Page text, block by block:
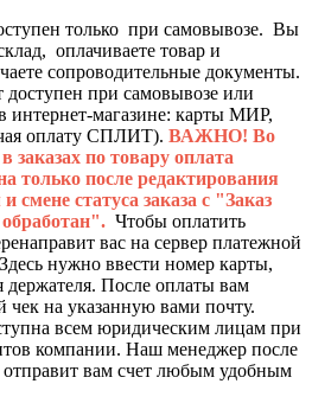
только при самовывозе. Вы
оплачиваете товар и
сопроводительные документы.
доступен при самовывозе или
интернет-магазине: карты МИР,
оплату СПЛИТ). ВАЖНО! Во
заказах по товару оплата
только после редактирования
смене статуса заказа с "Заказ
Чтобы оплатить
вас на сервер платежной
нужно ввести номер карты,
держателя. После оплаты вам
чек на указанную вами почту.
всем юридическим лицам при
компании. Наш менеджер после
отправит вам счет любым удобным